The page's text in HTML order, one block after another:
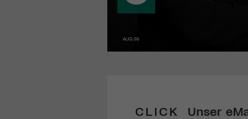
CLICK Unser